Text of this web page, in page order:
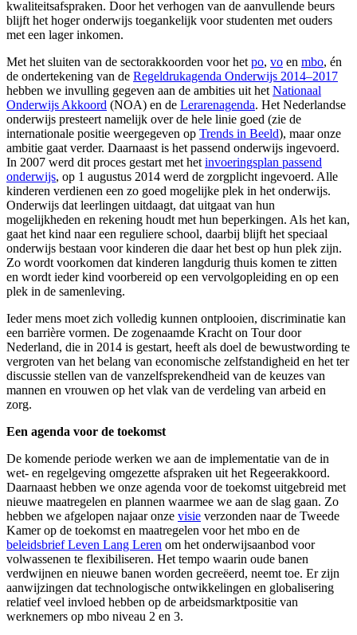
kwaliteitsafspraken. Door het verhogen van de aanvullende beurs
blijft het hoger onderwijs toegankelijk voor studenten met ouders
met een lager inkomen.
Met het sluiten van de sectorakkoorden voor het po, vo en mbo, én
de ondertekening van de Regeldrukagenda Onderwijs 2014–2017
hebben we invulling gegeven aan de ambities uit het Nationaal
Onderwijs Akkoord (NOA) en de Lerarenagenda. Het Nederlandse
onderwijs presteert namelijk over de hele linie goed (zie de
internationale positie weergegeven op Trends in Beeld), maar onze
ambitie gaat verder. Daarnaast is het passend onderwijs ingevoerd.
In 2007 werd dit proces gestart met het invoeringsplan passend
onderwijs, op 1 augustus 2014 werd de zorgplicht ingevoerd. Alle
kinderen verdienen een zo goed mogelijke plek in het onderwijs.
Onderwijs dat leerlingen uitdaagt, dat uitgaat van hun
mogelijkheden en rekening houdt met hun beperkingen. Als het kan,
gaat het kind naar een reguliere school, daarbij blijft het speciaal
onderwijs bestaan voor kinderen die daar het best op hun plek zijn.
Zo wordt voorkomen dat kinderen langdurig thuis komen te zitten
en wordt ieder kind voorbereid op een vervolgopleiding en op een
plek in de samenleving.
Ieder mens moet zich volledig kunnen ontplooien, discriminatie kan
een barrière vormen. De zogenaamde Kracht on Tour door
Nederland, die in 2014 is gestart, heeft als doel de bewustwording te
vergroten van het belang van economische zelfstandigheid en het ter
discussie stellen van de vanzelfsprekendheid van de keuzes van
mannen en vrouwen op het vlak van de verdeling van arbeid en
zorg.
Een agenda voor de toekomst
De komende periode werken we aan de implementatie van de in
wet- en regelgeving omgezette afspraken uit het Regeerakkoord.
Daarnaast hebben we onze agenda voor de toekomst uitgebreid met
nieuwe maatregelen en plannen waarmee we aan de slag gaan. Zo
hebben we afgelopen najaar onze visie verzonden naar de Tweede
Kamer op de toekomst en maatregelen voor het mbo en de
beleidsbrief Leven Lang Leren om het onderwijsaanbod voor
volwassenen te flexibiliseren. Het tempo waarin oude banen
verdwijnen en nieuwe banen worden gecreëerd, neemt toe. Er zijn
aanwijzingen dat technologische ontwikkelingen en globalisering
relatief veel invloed hebben op de arbeidsmarktpositie van
werknemers op mbo niveau 2 en 3.